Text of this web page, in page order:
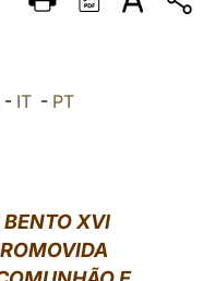
DEUTSCH
العربيّة - IT - PT
BENTO XVI